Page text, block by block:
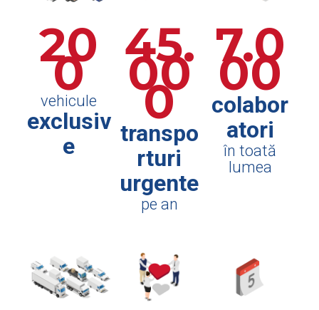
20
0
vehicule
exclusiv
e
45.
00
0
transpo
rturi
urgente
pe an
7.0
00
colabor
atori
în toată
lumea